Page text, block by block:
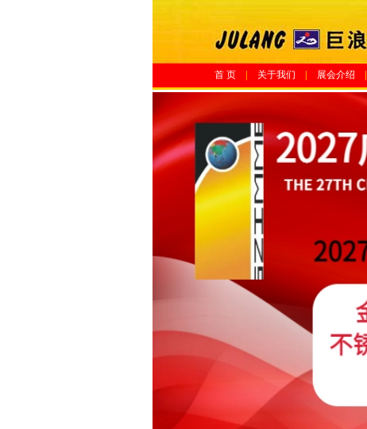
首 页 关于我们 展会介绍